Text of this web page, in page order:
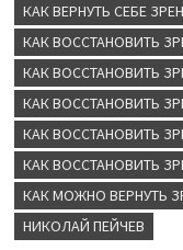
КАК ВЕРНУТЬ СЕБЕ
КАК ВОССТАНОВИТЬ
КАК ВОССТАНОВИТЬ
КАК ВОССТАНОВИТЬ
КАК ВОССТАНОВИТЬ
КАК ВОССТАНОВИТЬ
КАК МОЖНО ВЕРНУТЬ
НИКОЛАЙ ПЕЙЧЕВ